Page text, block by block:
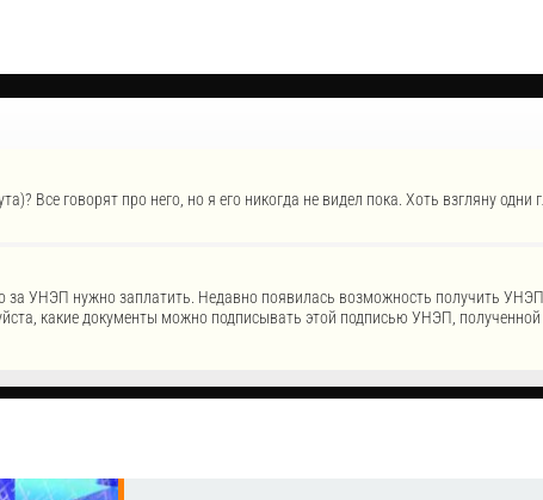
Все говорят про него, но я его никогда не видел пока. Хоть взгляну одни
за УНЭП нужно заплатить. Недавно появилась возможность получить
какие документы можно подписывать этой подписью УНЭП,